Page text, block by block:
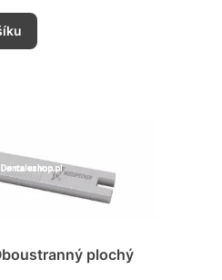
plochý